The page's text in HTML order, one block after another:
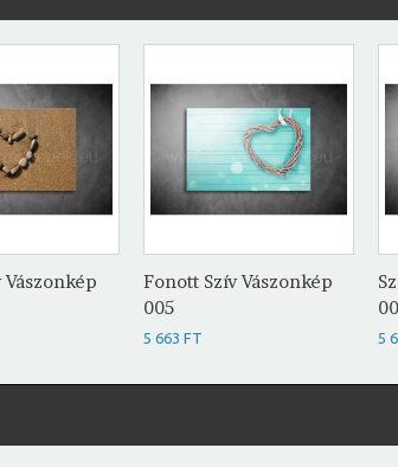
Vászonkép
Fonott Szív Vászonkép
005
5 663 FT 5